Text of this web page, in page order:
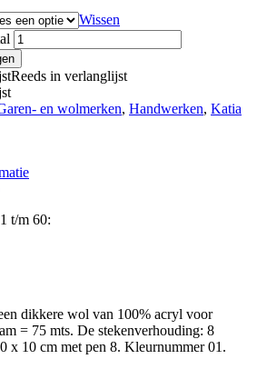
Wissen
Reeds in verlanglijst
en wolmerken, Handwerken, Katia
t/m 60:
dikkere wol van 100% acryl voor
= 75 mts. De stekenverhouding: 8
x 10 cm met pen 8. Kleurnummer 01.